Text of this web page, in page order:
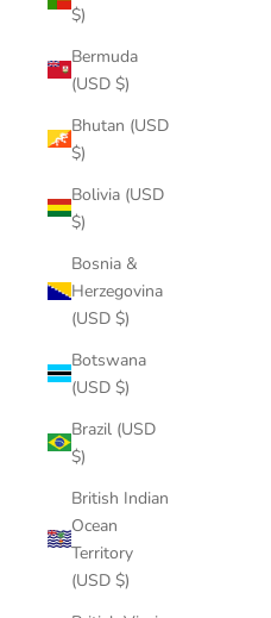
$)
Bermuda
(USD $)
Bhutan (USD
$)
Bolivia (USD
$)
Bosnia &
Herzegovina
(USD $)
Botswana
(USD $)
Brazil (USD
$)
British Indian
Ocean
Territory
(USD $)